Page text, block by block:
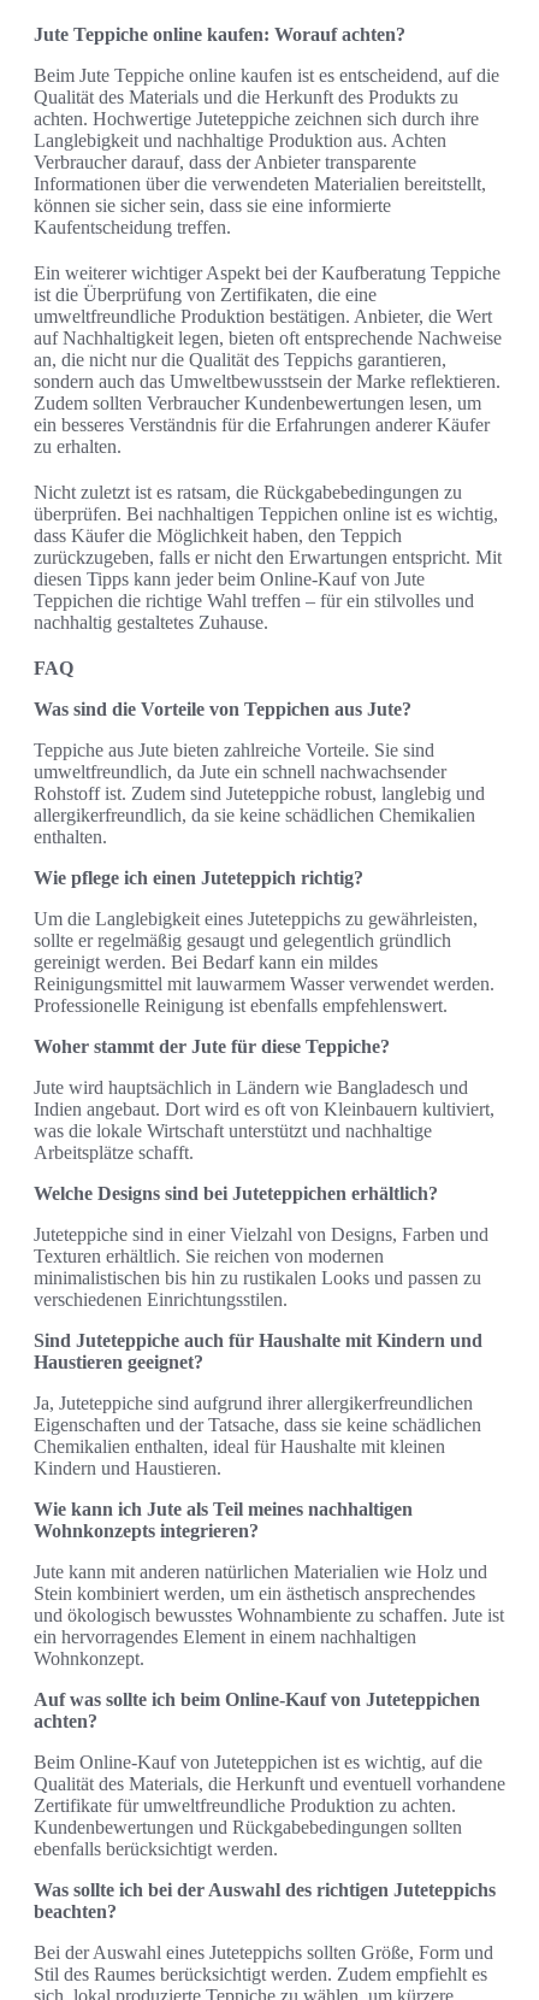
Jute Teppiche online kaufen: Worauf achten?
Beim Jute Teppiche online kaufen ist es entscheidend, auf die
Qualität des Materials und die Herkunft des Produkts zu
achten. Hochwertige Juteteppiche zeichnen sich durch ihre
Langlebigkeit und nachhaltige Produktion aus. Achten
Verbraucher darauf, dass der Anbieter transparente
Informationen über die verwendeten Materialien bereitstellt,
können sie sicher sein, dass sie eine informierte
Kaufentscheidung treffen.
Ein weiterer wichtiger Aspekt bei der Kaufberatung Teppiche
ist die Überprüfung von Zertifikaten, die eine
umweltfreundliche Produktion bestätigen. Anbieter, die Wert
auf Nachhaltigkeit legen, bieten oft entsprechende Nachweise
an, die nicht nur die Qualität des Teppichs garantieren,
sondern auch das Umweltbewusstsein der Marke reflektieren.
Zudem sollten Verbraucher Kundenbewertungen lesen, um
ein besseres Verständnis für die Erfahrungen anderer Käufer
zu erhalten.
Nicht zuletzt ist es ratsam, die Rückgabebedingungen zu
überprüfen. Bei nachhaltigen Teppichen online ist es wichtig,
dass Käufer die Möglichkeit haben, den Teppich
zurückzugeben, falls er nicht den Erwartungen entspricht. Mit
diesen Tipps kann jeder beim Online-Kauf von Jute
Teppichen die richtige Wahl treffen – für ein stilvolles und
nachhaltig gestaltetes Zuhause.
FAQ
Was sind die Vorteile von Teppichen aus Jute?
Teppiche aus Jute bieten zahlreiche Vorteile. Sie sind
umweltfreundlich, da Jute ein schnell nachwachsender
Rohstoff ist. Zudem sind Juteteppiche robust, langlebig und
allergikerfreundlich, da sie keine schädlichen Chemikalien
enthalten.
Wie pflege ich einen Juteteppich richtig?
Um die Langlebigkeit eines Juteteppichs zu gewährleisten,
sollte er regelmäßig gesaugt und gelegentlich gründlich
gereinigt werden. Bei Bedarf kann ein mildes
Reinigungsmittel mit lauwarmem Wasser verwendet werden.
Professionelle Reinigung ist ebenfalls empfehlenswert.
Woher stammt der Jute für diese Teppiche?
Jute wird hauptsächlich in Ländern wie Bangladesch und
Indien angebaut. Dort wird es oft von Kleinbauern kultiviert,
was die lokale Wirtschaft unterstützt und nachhaltige
Arbeitsplätze schafft.
Welche Designs sind bei Juteteppichen erhältlich?
Juteteppiche sind in einer Vielzahl von Designs, Farben und
Texturen erhältlich. Sie reichen von modernen
minimalistischen bis hin zu rustikalen Looks und passen zu
verschiedenen Einrichtungsstilen.
Sind Juteteppiche auch für Haushalte mit Kindern und
Haustieren geeignet?
Ja, Juteteppiche sind aufgrund ihrer allergikerfreundlichen
Eigenschaften und der Tatsache, dass sie keine schädlichen
Chemikalien enthalten, ideal für Haushalte mit kleinen
Kindern und Haustieren.
Wie kann ich Jute als Teil meines nachhaltigen
Wohnkonzepts integrieren?
Jute kann mit anderen natürlichen Materialien wie Holz und
Stein kombiniert werden, um ein ästhetisch ansprechendes
und ökologisch bewusstes Wohnambiente zu schaffen. Jute ist
ein hervorragendes Element in einem nachhaltigen
Wohnkonzept.
Auf was sollte ich beim Online-Kauf von Juteteppichen
achten?
Beim Online-Kauf von Juteteppichen ist es wichtig, auf die
Qualität des Materials, die Herkunft und eventuell vorhandene
Zertifikate für umweltfreundliche Produktion zu achten.
Kundenbewertungen und Rückgabebedingungen sollten
ebenfalls berücksichtigt werden.
Was sollte ich bei der Auswahl des richtigen Juteteppichs
beachten?
Bei der Auswahl eines Juteteppichs sollten Größe, Form und
Stil des Raumes berücksichtigt werden. Zudem empfiehlt es
sich, lokal produzierte Teppiche zu wählen, um kürzere